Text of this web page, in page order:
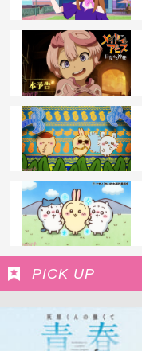
PICK UP